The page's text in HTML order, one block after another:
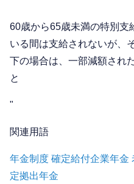
60歳から65歳未満の特別支
いる間は支給されないが、
下の場合は、一部減額され
と
"
関連用語
年金制度 確定給付企業年金
定拠出年金